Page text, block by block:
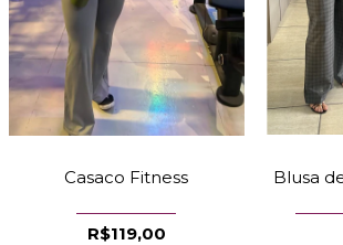
Casaco Fitness
R$119,00
Blusa